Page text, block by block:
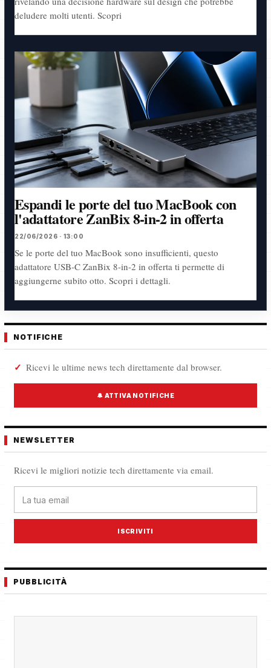
deludere molti utenti. Scopri
Espandi le porte del tuo MacBook con
l'adattatore ZanBix 8-in-2 in offerta
22/06/2026 · 13:00
Se le porte del tuo MacBook sono insufficienti, questo
adattatore USB-C ZanBix 8-in-2 in offerta ti permette di
aggiungerne subito otto. Scopri i dettagli.
NOTIFICHE
Ricevi le ultime news tech direttamente dal browser.
🔔 ATTIVA NOTIFICHE
NEWSLETTER
Ricevi le migliori notizie tech direttamente via email.
ISCRIVITI
PUBBLICITÀ